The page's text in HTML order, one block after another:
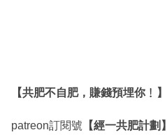
【共肥不自肥，賺錢預埋你﹗】
patreon訂閱號 【經一共肥計劃】